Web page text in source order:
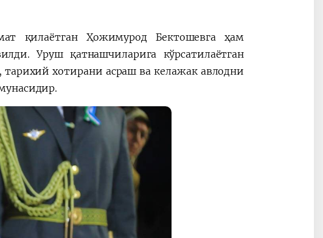
қилаётган Ҳожимурод Бектошевга ҳам
Уруш қатнашчиларига кўрсатилаётган
хотирани асраш ва келажак авлодни